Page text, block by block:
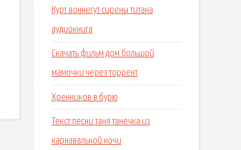
Курт воннегут сирены титана
аудиокнига
Скачать фильм дом большой
мамочки через торрент
Хренников в бурю
Текст песни таня танечка из
карнавальной ночи